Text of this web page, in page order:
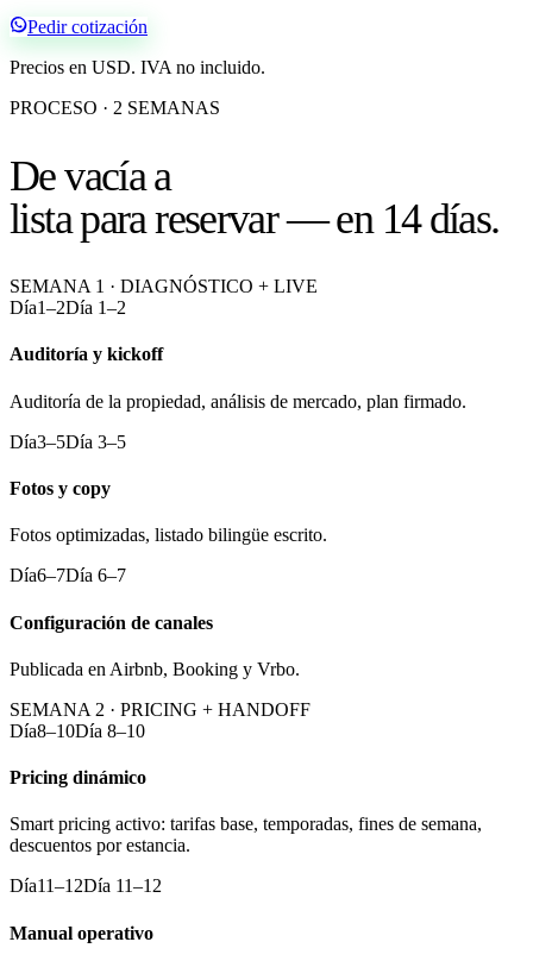
Pedir cotización
Precios en USD. IVA no incluido.
PROCESO · 2 SEMANAS
De vacía a
lista para reservar — en 14 días.
SEMANA 1 · DIAGNÓSTICO + LIVE
Día1–2Día 1–2
Auditoría y kickoff
Auditoría de la propiedad, análisis de mercado, plan firmado.
Día3–5Día 3–5
Fotos y copy
Fotos optimizadas, listado bilingüe escrito.
Día6–7Día 6–7
Configuración de canales
Publicada en Airbnb, Booking y Vrbo.
SEMANA 2 · PRICING + HANDOFF
Día8–10Día 8–10
Pricing dinámico
Smart pricing activo: tarifas base, temporadas, fines de semana,
descuentos por estancia.
Día11–12Día 11–12
Manual operativo